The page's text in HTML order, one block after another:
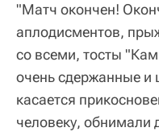
"Матч окончен!
аплодисментов,
со всеми, тосты
очень сдержанные и
касается
человеку, обнимали